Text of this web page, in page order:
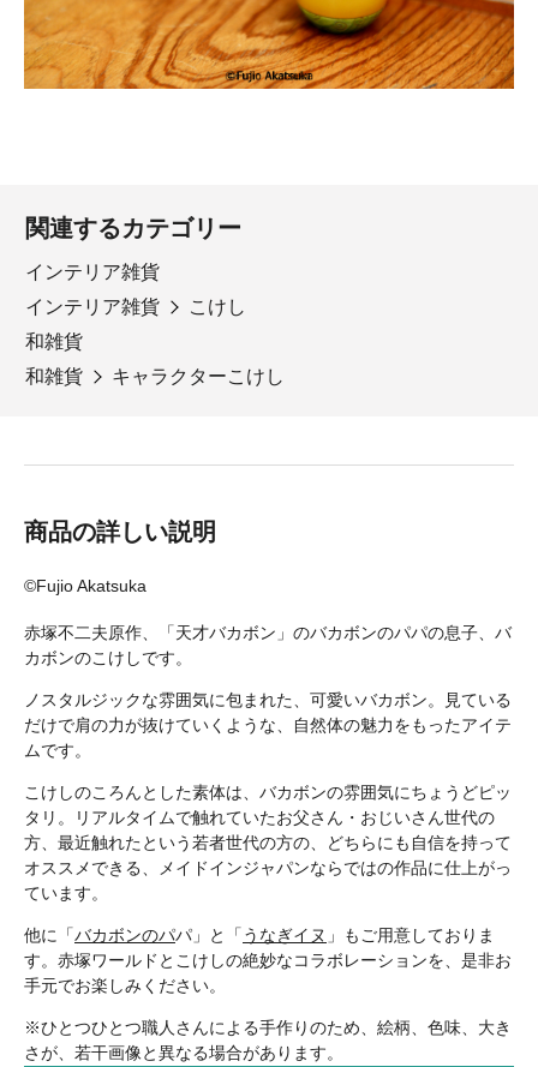
関連するカテゴリー
インテリア雑貨
インテリア雑貨
こけし
和雑貨
和雑貨
キャラクターこけし
商品の詳しい説明
©Fujio Akatsuka
赤塚不二夫原作、「天才バカボン」のバカボンのパパの息子、バ
カボンのこけしです。
ノスタルジックな雰囲気に包まれた、可愛いバカボン。見ている
だけで肩の力が抜けていくような、自然体の魅力をもったアイテ
ムです。
こけしのころんとした素体は、バカボンの雰囲気にちょうどピッ
タリ。リアルタイムで触れていたお父さん・おじいさん世代の
方、最近触れたという若者世代の方の、どちらにも自信を持って
オススメできる、メイドインジャパンならではの作品に仕上がっ
ています。
他に「バカボンのパパ」と「うなぎイヌ 」もご用意しておりま
す。赤塚ワールドとこけしの絶妙なコラボレーションを、是非お
手元でお楽しみください。
※ひとつひとつ職人さんによる手作りのため、絵柄、色味、大き
さが、若干画像と異なる場合があります。